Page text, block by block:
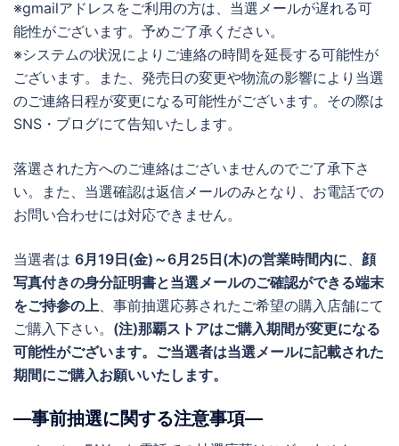
※gmailアドレスをご利用の方は、当選メールが遅れる可
能性がございます。予めご了承ください。
※システムの状況によりご連絡の時間を延長する可能性が
ございます。また、発売日の変更や物流の影響により当選
のご連絡日程が変更になる可能性がございます。その際は
SNS・ブログにて告知いたします。
落選された方へのご連絡はございませんのでご了承下さ
い。また、当選確認は返信メールのみとなり、お電話での
お問い合わせには対応できません。
当選者は 6月19日(金)～6月25日(木)の営業時間内に、 顔
写真付きの身分証明書と当選メールのご確認ができる端末
をご持参の上、事前抽選応募されたご希望の購入店舗にて
ご購入下さい。 (注)那覇ストアはご購入期間が変更になる
可能性がございます。ご当選者は当選メールに記載された
期間にご購入お願いいたします。
―事前抽選に関する注意事項―